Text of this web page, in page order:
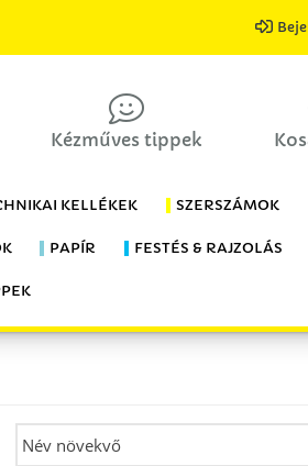
Kézműves tippek
KELLÉKEK SZERSZÁMOK
PAPÍR FESTÉS & RAJZOLÁS